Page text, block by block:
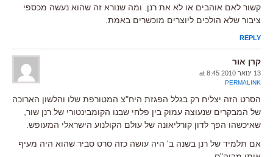
קשור לאם אוהבים או לא את רנן. ומה שנורא זה שהוא נעשה מכספי
ציבור שלא הולכים ליוצרים מוכשרים באמת.
REPLY
קרן אור
13 ינואר 2010 at 8:45
PERMALINK
הסרט הזה יצליח רק בגלל הפגזת היח"צ המטורפת שלו והלשון הארוכה
של המבקרים שנעוצה עמוק בין פלחי שבנו הקומבינטורי של רנן שור,
שאיכשהו הפך לדון קורליאונה של עולם הקולנוע הישראלי המעופש.
אם תלמיד של רנן בשנה ב' היה עושה כזה סרט סביר שהוא היה מעיף